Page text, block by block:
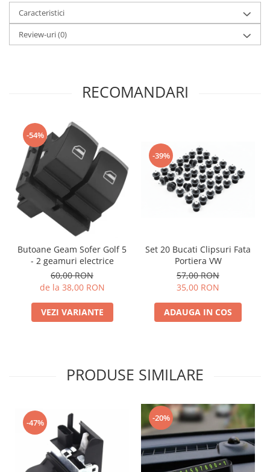
Caracteristici
Review-uri(0)
RECOMANDARI
-54%
Butoane Geam Sofer Golf 5
- 2 geamuri electrice
60,00 RON
de la 38,00 RON
VEZI VARIANTE
-39%
Set 20 Bucati Clipsuri Fata
Portiera VW
57,00 RON
35,00 RON
ADAUGA IN COS
PRODUSE SIMILARE
-47% -20%